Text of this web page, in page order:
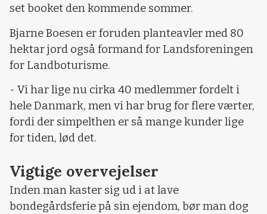
set booket den kommende sommer.
Bjarne Boesen er foruden planteavler med 80
hektar jord også formand for Landsforeningen
for Landboturisme.
- Vi har lige nu cirka 40 medlemmer fordelt i
hele Danmark, men vi har brug for flere værter,
fordi der simpelthen er så mange kunder lige
for tiden, lød det.
Vigtige overvejelser
Inden man kaster sig ud i at lave
bondegårdsferie på sin ejendom, bør man dog